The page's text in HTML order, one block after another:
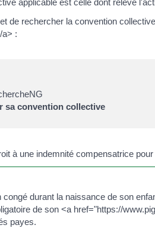
applicable est celle dont relève
de rechercher la convention
:
sa convention collective
à une indemnité compensatrice
congé durant la naissance de son
de son <a href="https://
payes.